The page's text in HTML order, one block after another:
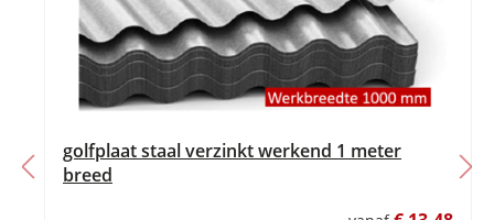
golfplaat staal verzinkt werkend 1 meter
breed